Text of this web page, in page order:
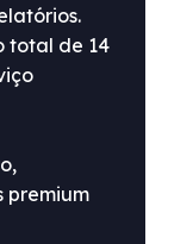
total de 14
premium